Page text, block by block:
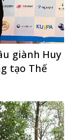
giành Huy
tạo Thế